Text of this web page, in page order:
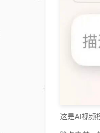
这是AI视频